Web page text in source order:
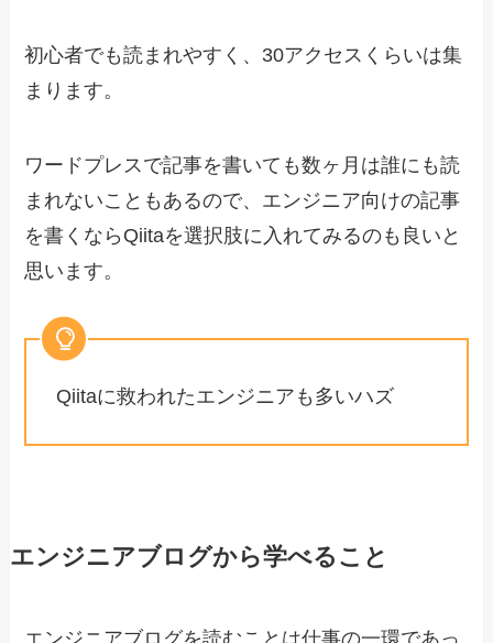
初心者でも読まれやすく、30アクセスくらいは集
まります。
ワードプレスで記事を書いても数ヶ月は誰にも読
まれないこともあるので、エンジニア向けの記事
を書くならQiitaを選択肢に入れてみるのも良いと
思います。
Qiitaに救われたエンジニアも多いハズ
エンジニアブログから学べること